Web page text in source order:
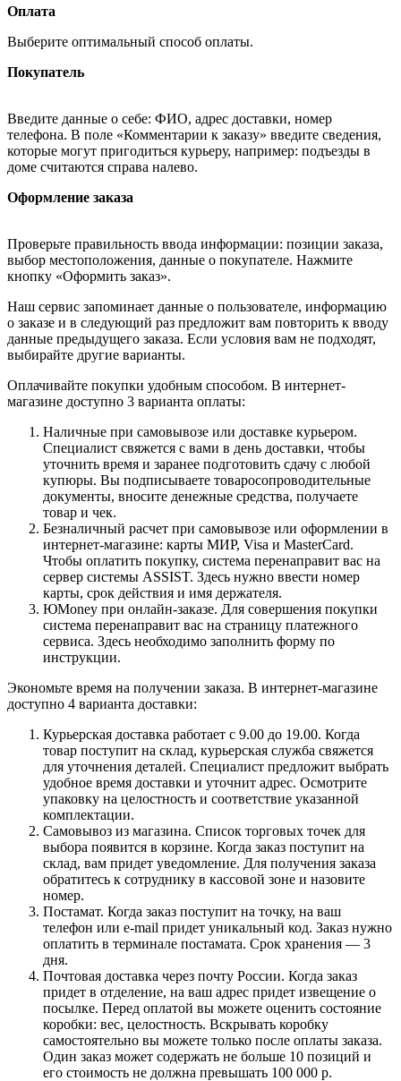
Оплата
Выберите оптимальный способ оплаты.
Покупатель
Введите данные о себе: ФИО, адрес доставки, номер
телефона. В поле «Комментарии к заказу» введите сведения,
которые могут пригодиться курьеру, например: подъезды в
доме считаются справа налево.
Оформление заказа
Проверьте правильность ввода информации: позиции заказа,
выбор местоположения, данные о покупателе. Нажмите
кнопку «Оформить заказ».
Наш сервис запоминает данные о пользователе, информацию
о заказе и в следующий раз предложит вам повторить к вводу
данные предыдущего заказа. Если условия вам не подходят,
выбирайте другие варианты.
Оплачивайте покупки удобным способом. В интернет-
магазине доступно 3 варианта оплаты:
Наличные при самовывозе или доставке курьером.
Специалист свяжется с вами в день доставки, чтобы
уточнить время и заранее подготовить сдачу с любой
купюры. Вы подписываете товаросопроводительные
документы, вносите денежные средства, получаете
товар и чек.
Безналичный расчет при самовывозе или оформлении в
интернет-магазине: карты МИР, Visa и MasterCard.
Чтобы оплатить покупку, система перенаправит вас на
сервер системы ASSIST. Здесь нужно ввести номер
карты, срок действия и имя держателя.
ЮMoney при онлайн-заказе. Для совершения покупки
система перенаправит вас на страницу платежного
сервиса. Здесь необходимо заполнить форму по
инструкции.
Экономьте время на получении заказа. В интернет-магазине
доступно 4 варианта доставки:
Курьерская доставка работает с 9.00 до 19.00. Когда
товар поступит на склад, курьерская служба свяжется
для уточнения деталей. Специалист предложит выбрать
удобное время доставки и уточнит адрес. Осмотрите
упаковку на целостность и соответствие указанной
комплектации.
Самовывоз из магазина. Список торговых точек для
выбора появится в корзине. Когда заказ поступит на
склад, вам придет уведомление. Для получения заказа
обратитесь к сотруднику в кассовой зоне и назовите
номер.
Постамат. Когда заказ поступит на точку, на ваш
телефон или e-mail придет уникальный код. Заказ нужно
оплатить в терминале постамата. Срок хранения — 3
дня.
Почтовая доставка через почту России. Когда заказ
придет в отделение, на ваш адрес придет извещение о
посылке. Перед оплатой вы можете оценить состояние
коробки: вес, целостность. Вскрывать коробку
самостоятельно вы можете только после оплаты заказа.
Один заказ может содержать не больше 10 позиций и
его стоимость не должна превышать 100 000 р.